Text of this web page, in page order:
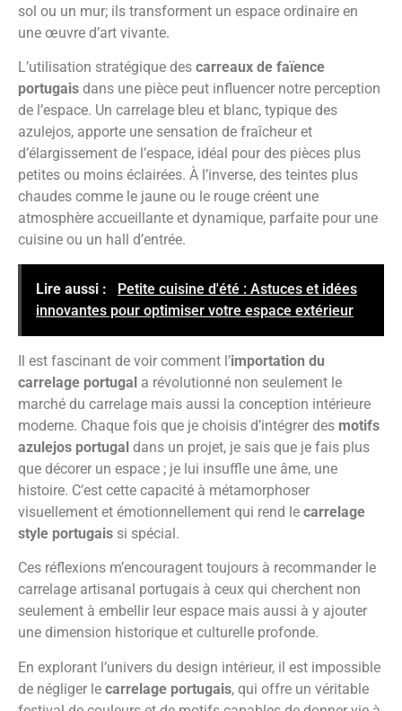
sol ou un mur; ils transforment un espace ordinaire en
une œuvre d’art vivante.
L’utilisation stratégique des carreaux de faïence
portugais dans une pièce peut influencer notre perception
de l’espace. Un carrelage bleu et blanc, typique des
azulejos, apporte une sensation de fraîcheur et
d’élargissement de l’espace, idéal pour des pièces plus
petites ou moins éclairées. À l’inverse, des teintes plus
chaudes comme le jaune ou le rouge créent une
atmosphère accueillante et dynamique, parfaite pour une
cuisine ou un hall d’entrée.
Lire aussi :
Petite cuisine d'été : Astuces et idées
innovantes pour optimiser votre espace extérieur
Il est fascinant de voir comment l’importation du
carrelage portugal a révolutionné non seulement le
marché du carrelage mais aussi la conception intérieure
moderne. Chaque fois que je choisis d’intégrer des motifs
azulejos portugal dans un projet, je sais que je fais plus
que décorer un espace ; je lui insuffle une âme, une
histoire. C’est cette capacité à métamorphoser
visuellement et émotionnellement qui rend le carrelage
style portugais si spécial.
Ces réflexions m’encouragent toujours à recommander le
carrelage artisanal portugais à ceux qui cherchent non
seulement à embellir leur espace mais aussi à y ajouter
une dimension historique et culturelle profonde.
En explorant l’univers du design intérieur, il est impossible
de négliger le carrelage portugais, qui offre un véritable